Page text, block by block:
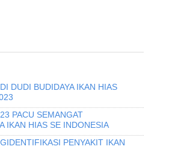
DUDI BUDIDAYA IKAN HIAS
PACU SEMANGAT
IKAN HIAS SE INDONESIA
PENYAKIT IKAN